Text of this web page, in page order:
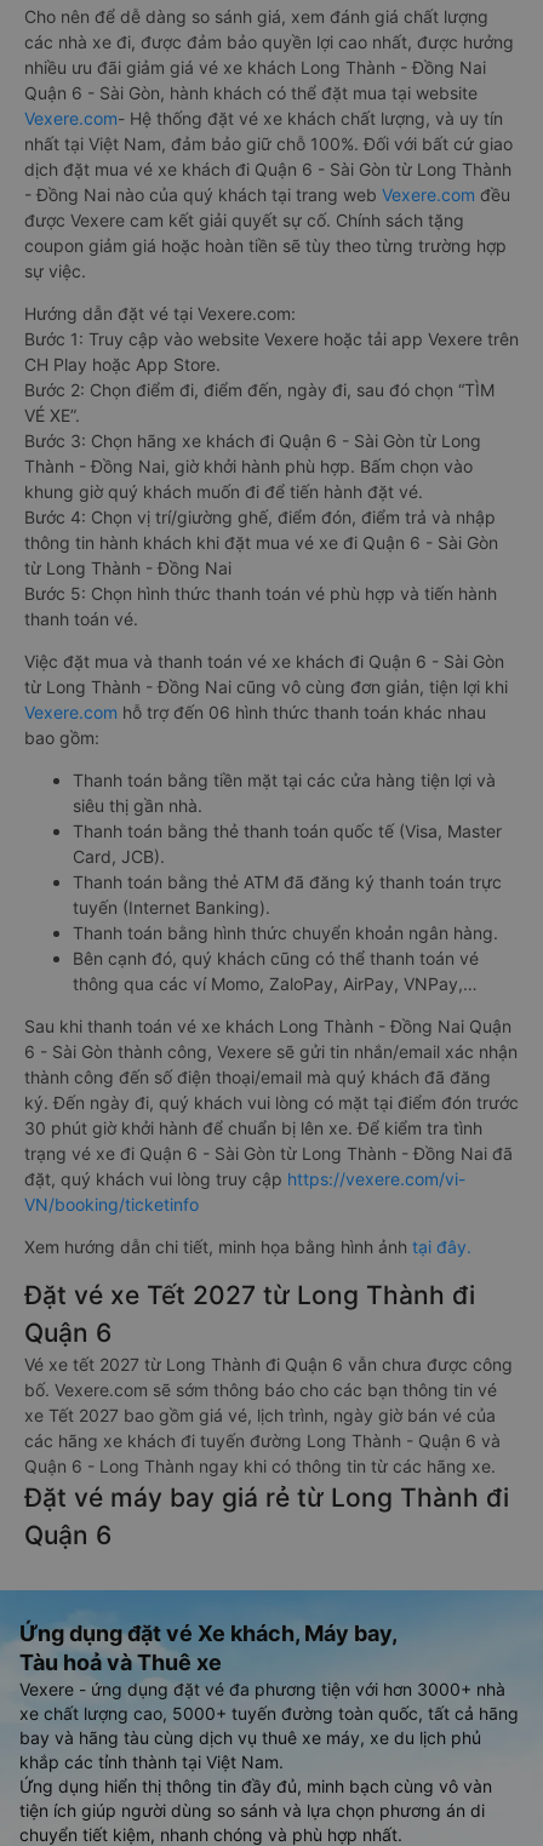
Cho nên để dễ dàng so sánh giá, xem đánh giá chất lượng
các nhà xe đi, được đảm bảo quyền lợi cao nhất, được hưởng
nhiều ưu đãi giảm giá vé xe khách Long Thành - Đồng Nai
Quận 6 - Sài Gòn, hành khách có thể đặt mua tại website
Vexere.com- Hệ thống đặt vé xe khách chất lượng, và uy tín
nhất tại Việt Nam, đảm bảo giữ chỗ 100%. Đối với bất cứ giao
dịch đặt mua vé xe khách đi Quận 6 - Sài Gòn từ Long Thành
- Đồng Nai nào của quý khách tại trang web Vexere.com đều
được Vexere cam kết giải quyết sự cố. Chính sách tặng
coupon giảm giá hoặc hoàn tiền sẽ tùy theo từng trường hợp
sự việc.
Hướng dẫn đặt vé tại Vexere.com:
Bước 1: Truy cập vào website Vexere hoặc tải app Vexere trên
CH Play hoặc App Store.
Bước 2: Chọn điểm đi, điểm đến, ngày đi, sau đó chọn “TÌM
VÉ XE”.
Bước 3: Chọn hãng xe khách đi Quận 6 - Sài Gòn từ Long
Thành - Đồng Nai, giờ khởi hành phù hợp. Bấm chọn vào
khung giờ quý khách muốn đi để tiến hành đặt vé.
Bước 4: Chọn vị trí/giường ghế, điểm đón, điểm trả và nhập
thông tin hành khách khi đặt mua vé xe đi Quận 6 - Sài Gòn
từ Long Thành - Đồng Nai
Bước 5: Chọn hình thức thanh toán vé phù hợp và tiến hành
thanh toán vé.
Việc đặt mua và thanh toán vé xe khách đi Quận 6 - Sài Gòn
từ Long Thành - Đồng Nai cũng vô cùng đơn giản, tiện lợi khi
Vexere.com hỗ trợ đến 06 hình thức thanh toán khác nhau
bao gồm:
Thanh toán bằng tiền mặt tại các cửa hàng tiện lợi và
siêu thị gần nhà.
Thanh toán bằng thẻ thanh toán quốc tế (Visa, Master
Card, JCB).
Thanh toán bằng thẻ ATM đã đăng ký thanh toán trực
tuyến (Internet Banking).
Thanh toán bằng hình thức chuyển khoản ngân hàng.
Bên cạnh đó, quý khách cũng có thể thanh toán vé
thông qua các ví Momo, ZaloPay, AirPay, VNPay,…
Sau khi thanh toán vé xe khách Long Thành - Đồng Nai Quận
6 - Sài Gòn thành công, Vexere sẽ gửi tin nhắn/email xác nhận
thành công đến số điện thoại/email mà quý khách đã đăng
ký. Đến ngày đi, quý khách vui lòng có mặt tại điểm đón trước
30 phút giờ khởi hành để chuẩn bị lên xe. Để kiểm tra tình
trạng vé xe đi Quận 6 - Sài Gòn từ Long Thành - Đồng Nai đã
đặt, quý khách vui lòng truy cập https://vexere.com/vi-
VN/booking/ticketinfo
Xem hướng dẫn chi tiết, minh họa bằng hình ảnh tại đây.
Đặt vé xe Tết 2027 từ Long Thành đi
Quận 6
Vé xe tết 2027 từ Long Thành đi Quận 6 vẫn chưa được công
bố. Vexere.com sẽ sớm thông báo cho các bạn thông tin vé
xe Tết 2027 bao gồm giá vé, lịch trình, ngày giờ bán vé của
các hãng xe khách đi tuyến đường Long Thành - Quận 6 và
Quận 6 - Long Thành ngay khi có thông tin từ các hãng xe.
Đặt vé máy bay giá rẻ từ Long Thành đi
Quận 6
Ứng dụng đặt vé Xe khách, Máy bay,
Tàu hoả và Thuê xe
Vexere - ứng dụng đặt vé đa phương tiện với hơn 3000+ nhà
xe chất lượng cao, 5000+ tuyến đường toàn quốc, tất cả hãng
bay và hãng tàu cùng dịch vụ thuê xe máy, xe du lịch phủ
khắp các tỉnh thành tại Việt Nam.
Ứng dụng hiển thị thông tin đầy đủ, minh bạch cùng vô vàn
tiện ích giúp người dùng so sánh và lựa chọn phương án di
chuyển tiết kiệm, nhanh chóng và phù hợp nhất.